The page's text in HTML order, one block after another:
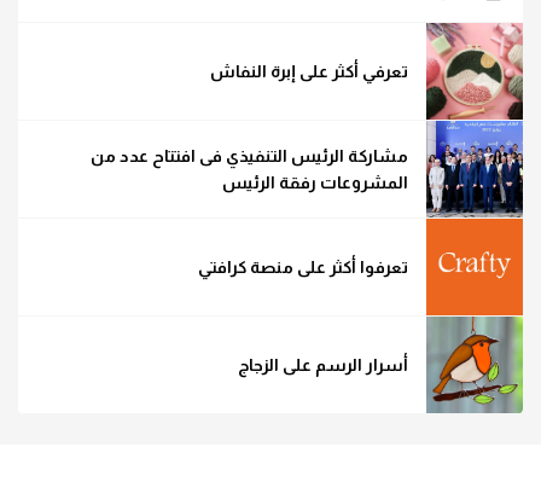
تعرفي أكثر على إبرة النفاش
مشاركة الرئيس التنفيذي فى افتتاح عدد من
المشروعات رفقة الرئيس
تعرفوا أكثر على منصة كرافتي
أسرار الرسم على الزجاج